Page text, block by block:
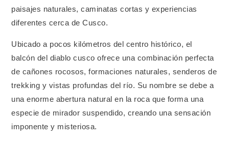
paisajes naturales, caminatas cortas y experiencias
diferentes cerca de Cusco.
Ubicado a pocos kilómetros del centro histórico, el
balcón del diablo cusco ofrece una combinación perfecta
de cañones rocosos, formaciones naturales, senderos de
trekking y vistas profundas del río. Su nombre se debe a
una enorme abertura natural en la roca que forma una
especie de mirador suspendido, creando una sensación
imponente y misteriosa.